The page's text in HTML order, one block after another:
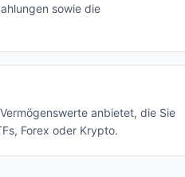
sowie die
anbietet, die Sie
Forex oder Krypto.